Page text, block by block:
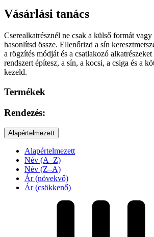
Vásárlási tanács
Cserealkatrésznél ne csak a külső formát vagy
hasonlítsd össze. Ellenőrizd a sín
a rögzítés módját és a csatlakozó
rendszert építesz, a sín, a kocsi, a csiga és a
kezeld.
Termékek
Rendezés:
Alapértelmezett
Alapértelmezett
Név (A–Z)
Név (Z–A)
Ár (növekvő)
Ár (csökkenő)